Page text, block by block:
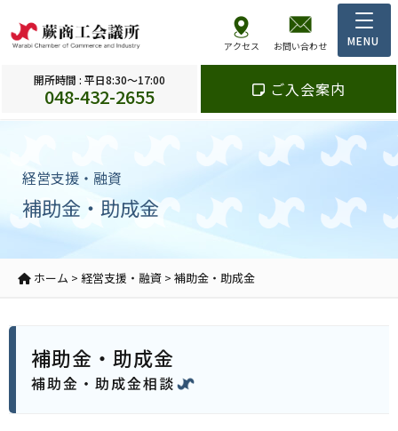
アクセス お問い合わせ
開所時間 : 平日8:30～17:00
048-432-2655 ご入会案内
経営支援・融資
補助金・助成金
ホーム > 経営支援・融資 > 補助金・助成金
補助金・助成金
補助金・助成金相談